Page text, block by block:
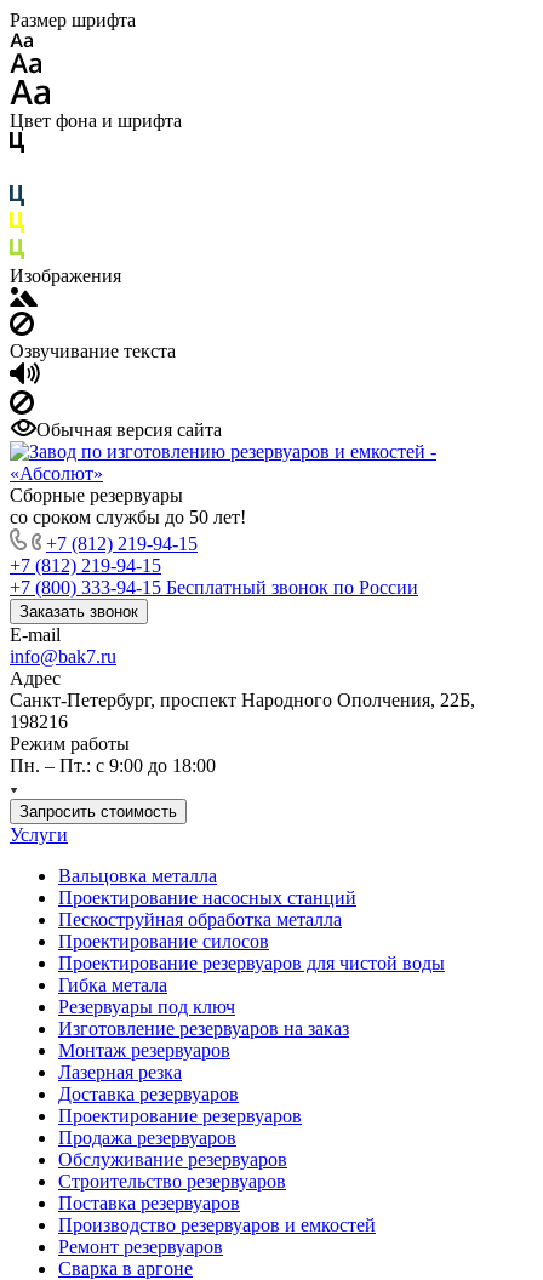
Размер шрифта
Цвет фона и шрифта
Изображения
Озвучивание текста
Обычная версия сайта
Сборные резервуары
со сроком службы до 50 лет!
+7 (812) 219-94-15
+7 (812) 219-94-15
+7 (800) 333-94-15 Бесплатный звонок по России
Заказать звонок
E-mail
info@bak7.ru
Адрес
Санкт-Петербург, проспект Народного Ополчения, 22Б,
198216
Режим работы
Пн. – Пт.: с 9:00 до 18:00
Запросить стоимость
Услуги
Вальцовка металла
Проектирование насосных станций
Пескоструйная обработка металла
Проектирование силосов
Проектирование резервуаров для чистой воды
Гибка метала
Резервуары под ключ
Изготовление резервуаров на заказ
Монтаж резервуаров
Лазерная резка
Доставка резервуаров
Проектирование резервуаров
Продажа резервуаров
Обслуживание резервуаров
Cтроительство резервуаров
Поставка резервуаров
Производство резервуаров и емкостей
Ремонт резервуаров
Сварка в аргоне